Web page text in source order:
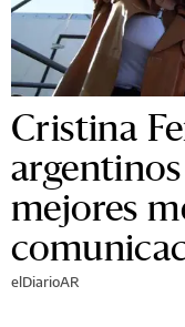
Cristina
mejores
elDiarioAR